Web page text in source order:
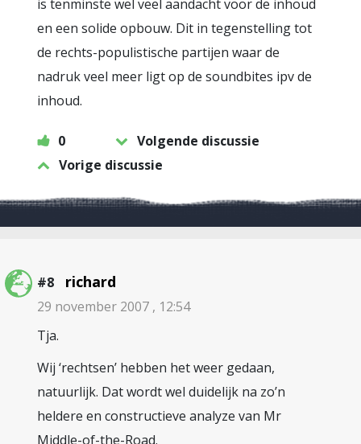
is tenminste wel veel aandacht voor de inhoud
en een solide opbouw. Dit in tegenstelling tot
de rechts-populistische partijen waar de
nadruk veel meer ligt op de soundbites ipv de
inhoud.
0
Volgende discussie
Vorige discussie
#8 richard
29 november 2007 , 12:54
Tja.
Wij ‘rechtsen’ hebben het weer gedaan,
natuurlijk. Dat wordt wel duidelijk na zo’n
heldere en constructieve analyze van Mr
Middle-of-the-Road.